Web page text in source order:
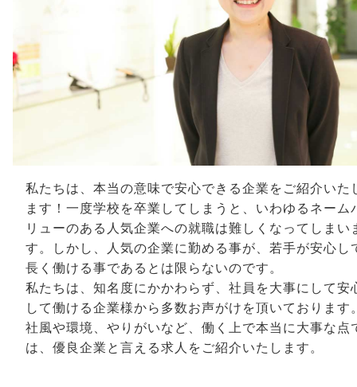
私たちは、本当の意味で安心できる企業をご紹介いた
ます！一度学校を卒業してしまうと、いわゆるネーム
リューのある人気企業への就職は難しくなってしまい
す。しかし、人気の企業に勤める事が、若手が安心し
長く働ける事であるとは限らないのです。
私たちは、知名度にかかわらず、社員を大事にして安
して働ける企業様から多数お声がけを頂いております
社風や環境、やりがいなど、働く上で本当に大事な点
は、優良企業と言える求人をご紹介いたします。